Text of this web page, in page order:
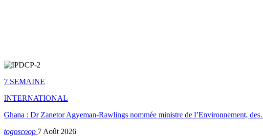
7 SEMAINE
INTERNATIONAL
Ghana : Dr Zanetor Agyeman-Rawlings nommée ministre de l’Environnement,
togoscoop 7 Août 2026